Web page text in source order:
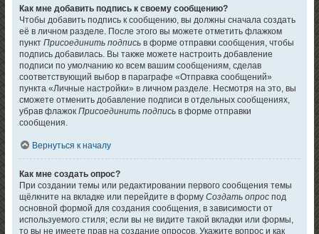
Как мне добавить подпись к своему сообщению?
Чтобы добавить подпись к сообщению, вы должны сначала создать
её в личном разделе. После этого вы можете отметить флажком
пунктПрисоединить подпись в форме отправки сообщения, чтобы
подпись добавилась. Вы также можете настроить добавление
подписи по умолчанию ко всем вашим сообщениям, сделав
соответствующий выбор в параграфе «Отправка сообщений»
пункта «Личные настройки» в личном разделе. Несмотря на это, вы
сможете отменить добавление подписи в отдельных сообщениях,
убрав флажокПрисоединить подпись в форме отправки
сообщения.
Вернуться к началу
Как мне создать опрос?
При создании темы или редактировании первого сообщения темы
щёлкните на вкладке или перейдите в формуСоздать опрос под
основной формой для создания сообщения, в зависимости от
используемого стиля; если вы не видите такой вкладки или формы,
то вы не имеете прав на создание опросов. Укажите вопрос и как